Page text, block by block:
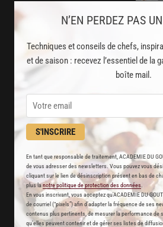
N’EN PERDEZ PAS
Techniques et conseils de chefs,
et de saison : recevez l’essentiel de la
boîte mail.
S'INSCRIRE
En tant que responsable de traitement, ACADEMIE DU
de vous adresser des newsletters. Vous pouvez vous
cliquant sur le lien de désinscription présent en bas de
plus lanotre politique de protection des données
En vous inscrivant, vous acceptez qu'ACADEMIE DU
de courriel (“pixels”) afin d’adapter la fréquence de ses
contenus plus pertinents, de mesurer la performance de
qu’elles peuvent contenir et de gérer ses listes de
AVEC VOTRE
LA CUISINE DES CHEFS,
8000recettes exclusives
partagées par vos chefs
2000 vidéos de recettes
et techniques de cuisine et
Des nouveautés
disponibles chaque